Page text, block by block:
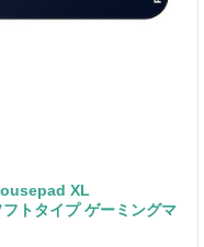
XL
トタイプ ゲーミングマ